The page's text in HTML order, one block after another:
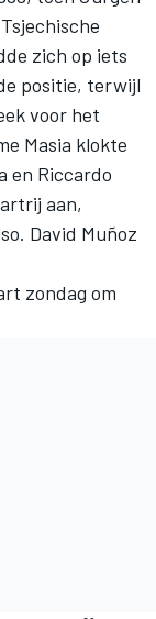
zich op iets
positie, terwijl
voor het
Masia klokte
en Riccardo
aan,
. David Muñoz
zondag om